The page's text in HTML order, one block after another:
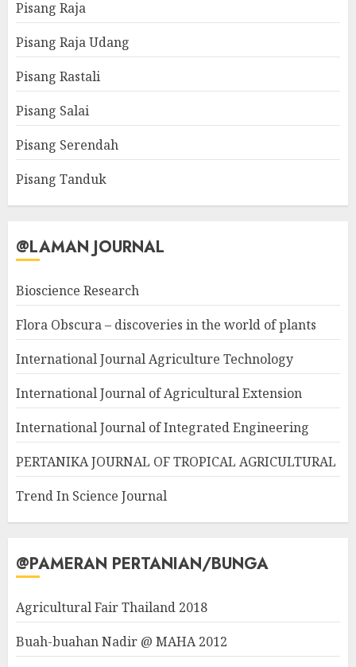
Pisang Raja
Pisang Raja Udang
Pisang Rastali
Pisang Salai
Pisang Serendah
Pisang Tanduk
@LAMAN JOURNAL
Bioscience Research
Flora Obscura – discoveries in the world of plants
International Journal Agriculture Technology
International Journal of Agricultural Extension
International Journal of Integrated Engineering
PERTANIKA JOURNAL OF TROPICAL AGRICULTURAL
Trend In Science Journal
@PAMERAN PERTANIAN/BUNGA
Agricultural Fair Thailand 2018
Buah-buahan Nadir @ MAHA 2012